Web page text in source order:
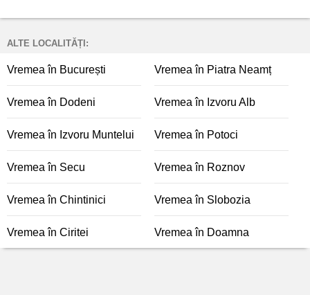
ALTE LOCALITĂȚI:
Vremea în București Vremea în Piatra Neamț
Vremea în Dodeni Vremea în Izvoru Alb
Vremea în Izvoru Muntelui Vremea în Potoci
Vremea în Secu Vremea în Roznov
Vremea în Chintinici Vremea în Slobozia
Vremea în Ciritei Vremea în Doamna